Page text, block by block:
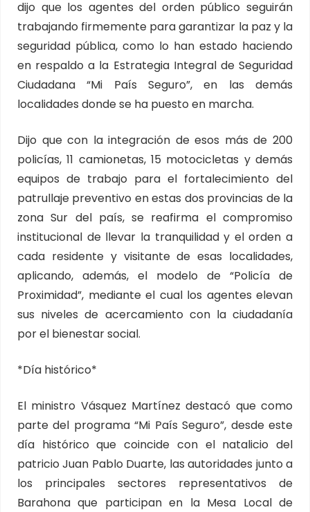
dijo que los agentes del orden público seguirán
trabajando firmemente para garantizar la paz y la
seguridad pública, como lo han estado haciendo
en respaldo a la Estrategia Integral de Seguridad
Ciudadana “Mi País Seguro”, en las demás
localidades donde se ha puesto en marcha.
Dijo que con la integración de esos más de 200
policías, 11 camionetas, 15 motocicletas y demás
equipos de trabajo para el fortalecimiento del
patrullaje preventivo en estas dos provincias de la
zona Sur del país, se reafirma el compromiso
institucional de llevar la tranquilidad y el orden a
cada residente y visitante de esas localidades,
aplicando, además, el modelo de “Policía de
Proximidad”, mediante el cual los agentes elevan
sus niveles de acercamiento con la ciudadanía
por el bienestar social.
*Día histórico*
El ministro Vásquez Martínez destacó que como
parte del programa “Mi País Seguro”, desde este
día histórico que coincide con el natalicio del
patricio Juan Pablo Duarte, las autoridades junto a
los principales sectores representativos de
Barahona que participan en la Mesa Local de